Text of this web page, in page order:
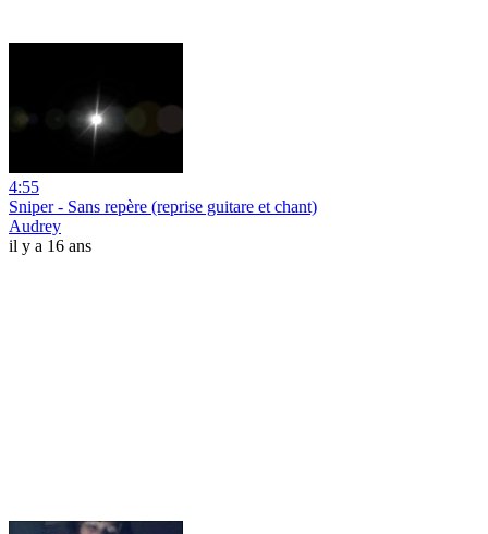
4:55
Sniper - Sans repère (reprise guitare et chant)
Audrey
il y a 16 ans